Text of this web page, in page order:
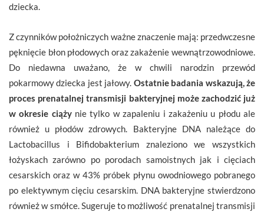
dziecka.
Z czynników położniczych ważne znaczenie mają: przedwczesne
pęknięcie błon płodowych oraz zakażenie wewnątrzowodniowe.
Do niedawna uważano, że w chwili narodzin przewód
pokarmowy dziecka jest jałowy. Ostatnie badania wskazują, że
proces prenatalnej transmisji bakteryjnej może zachodzić już
w okresie ciąży nie tylko w zapaleniu i zakażeniu u płodu ale
również u płodów zdrowych. Bakteryjne DNA należące do
Lactobacillus i Bifidobakterium znaleziono we wszystkich
łożyskach zarówno po porodach samoistnych jak i cięciach
cesarskich oraz w 43% próbek płynu owodniowego pobranego
po elektywnym cięciu cesarskim. DNA bakteryjne stwierdzono
również w smółce. Sugeruje to możliwość prenatalnej transmisji